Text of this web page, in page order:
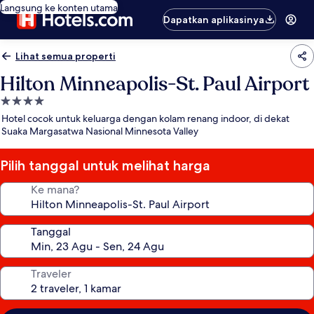
Langsung ke konten utama
Dapatkan aplikasinya
Lihat semua properti
Hilton Minneapolis-St. Paul Airport
Properti
bintang
4.0
Hotel cocok untuk keluarga dengan kolam renang indoor, di dekat
Suaka Margasatwa Nasional Minnesota Valley
Pilih tanggal untuk melihat harga
Ke mana?
Tanggal
Traveler